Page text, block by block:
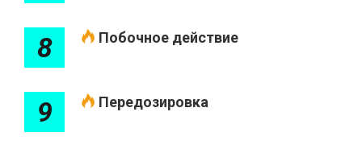
8 Побочное действие
9 Передозировка